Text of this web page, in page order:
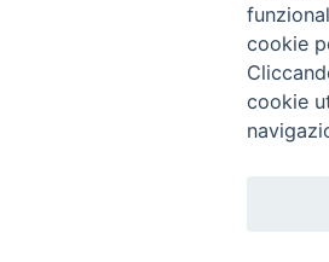
Copyright © 2019 - Tutti i
cookie
cookie